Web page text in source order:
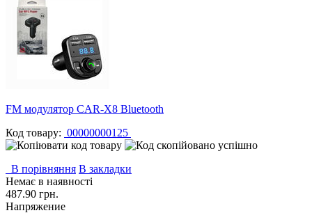
FM модулятор CAR-X8 Bluetooth
Код товару: 00000000125
В порівняння В закладки
Немає в наявності
487.90 грн.
Напряжение